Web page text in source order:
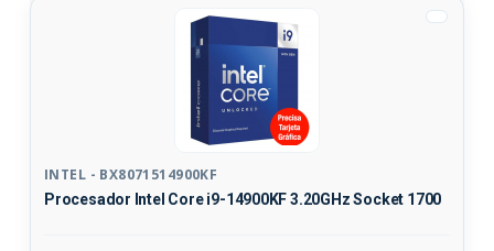
INTEL - BX8071514900KF
Procesador Intel Core i9-14900KF 3.20GHz Socket 1700